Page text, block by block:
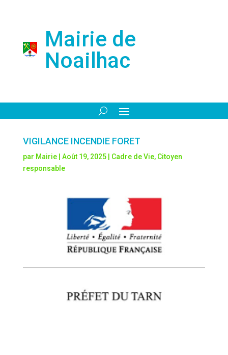
Mairie de
Noailhac
VIGILANCE INCENDIE FORET
par Mairie| Août 19, 2025| Cadre de Vie, Citoyen
responsable